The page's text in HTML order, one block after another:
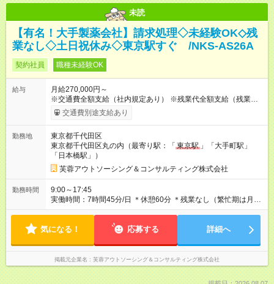
未読
【有名！大手製薬会社】請求処理◇未経験OK◇残
業なし◇土日祝休み◇東京駅すぐ /NKS-AS26A
契約社員 職種未経験OK
給与
月給270,000円～
※交通費全額支給（社内規定あり） ※残業代全額支給（残業代は
全額支給いたします。みなし残業代は含みません） 【試用期
間】試用期間なし
交通費別途支給あり
勤務地
東京都千代田区
東京都千代田区丸の内（最寄り駅：「 東京駅 」「大手町駅」
「日本橋駅」）
芙蓉アウトソーシング＆コンサルティング株式会社
勤務時間
9:00～17:45
実働時間：7時間45分/日 ＊休憩60分 ＊残業なし（繁忙期は月3
時間ほど）
気になる！ 応募する 詳細へ
掲載元企業名 芙蓉アウトソーシング＆コンサルティング株式会社